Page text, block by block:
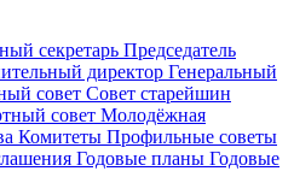
секретарь Председатель
директор Генеральный
совет Совет старейшин
совет Молодёжная
Комитеты Профильные советы
Годовые планы Годовые